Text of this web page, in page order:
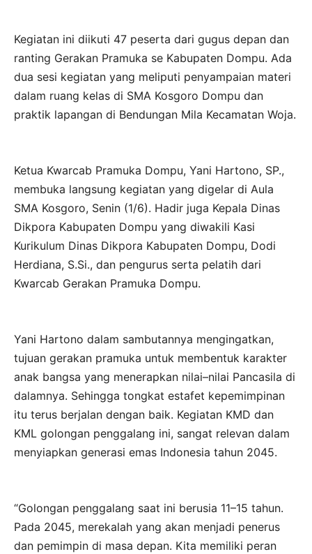
Kegiatan ini diikuti 47 peserta dari gugus depan dan
ranting Gerakan Pramuka se Kabupaten Dompu. Ada
dua sesi kegiatan yang meliputi penyampaian materi
dalam ruang kelas di SMA Kosgoro Dompu dan
praktik lapangan di Bendungan Mila Kecamatan Woja.
Ketua Kwarcab Pramuka Dompu, Yani Hartono, SP.,
membuka langsung kegiatan yang digelar di Aula
SMA Kosgoro, Senin (1/6). Hadir juga Kepala Dinas
Dikpora Kabupaten Dompu yang diwakili Kasi
Kurikulum Dinas Dikpora Kabupaten Dompu, Dodi
Herdiana, S.Si., dan pengurus serta pelatih dari
Kwarcab Gerakan Pramuka Dompu.
Yani Hartono dalam sambutannya mengingatkan,
tujuan gerakan pramuka untuk membentuk karakter
anak bangsa yang menerapkan nilai–nilai Pancasila di
dalamnya. Sehingga tongkat estafet kepemimpinan
itu terus berjalan dengan baik. Kegiatan KMD dan
KML golongan penggalang ini, sangat relevan dalam
menyiapkan generasi emas Indonesia tahun 2045.
“Golongan penggalang saat ini berusia 11–15 tahun.
Pada 2045, merekalah yang akan menjadi penerus
dan pemimpin di masa depan. Kita memiliki peran